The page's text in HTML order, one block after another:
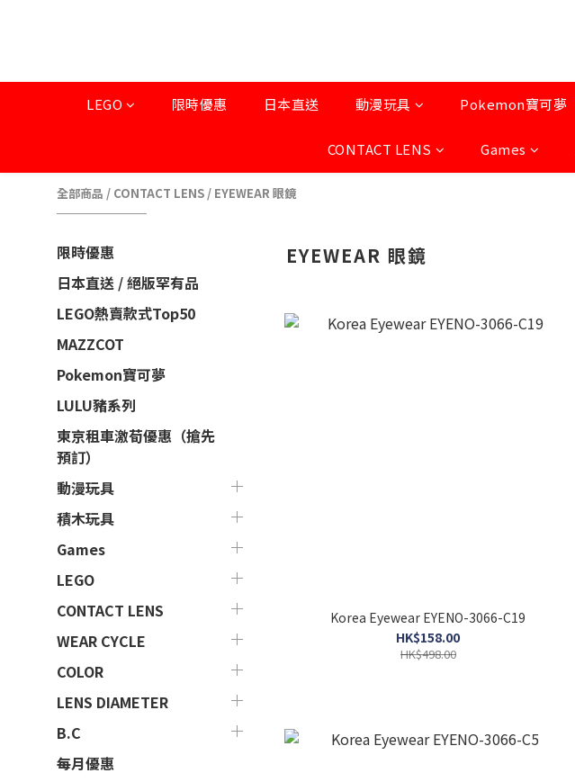
LEGO 限時優惠 日本直送 動漫玩具 Pokemon寶可夢
CONTACT LENS Games
全部商品 / CONTACT LENS / EYEWEAR 眼鏡
限時優惠
日本直送 / 絕版罕有品
LEGO熱賣款式Top50
MAZZCOT
Pokemon寶可夢
LULU豬系列
東京租車激荀優惠（搶先
預訂）
動漫玩具
積木玩具
Games
LEGO
CONTACT LENS
WEAR CYCLE
COLOR
LENS DIAMETER
B.C
每月優惠
EYEWEAR 眼鏡
Korea Eyewear EYENO-3066-C19
HK$158.00
HK$498.00